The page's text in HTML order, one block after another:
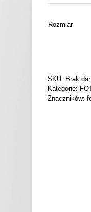
Rozmiar
SKU: Brak
Kategorie:
Znaczników: